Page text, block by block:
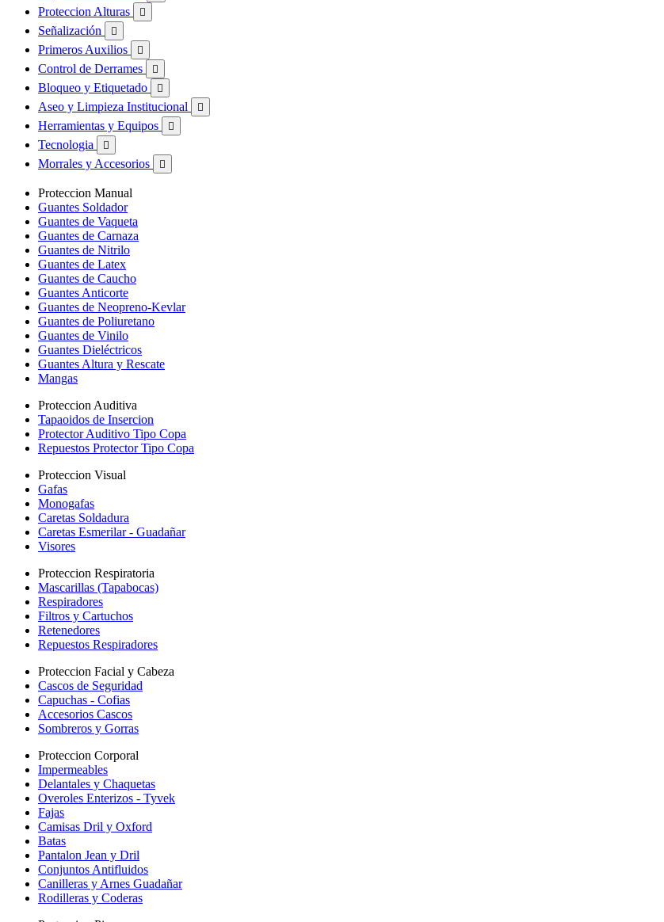
Proteccion Alturas 
Señalización 
Primeros Auxilios 
Control de Derrames 
Bloqueo y Etiquetado 
Aseo y Limpieza Institucional 
Herramientas y Equipos 
Tecnologia 
Morrales y Accesorios 
Proteccion Manual
Guantes Soldador
Guantes de Vaqueta
Guantes de Carnaza
Guantes de Nitrilo
Guantes de Latex
Guantes de Caucho
Guantes Anticorte
Guantes de Neopreno-Kevlar
Guantes de Poliuretano
Guantes de Vinilo
Guantes Dieléctricos
Guantes Altura y Rescate
Mangas
Proteccion Auditiva
Tapaoidos de Insercion
Protector Auditivo Tipo Copa
Repuestos Protector Tipo Copa
Proteccion Visual
Gafas
Monogafas
Caretas Soldadura
Caretas Esmerilar - Guadañar
Visores
Proteccion Respiratoria
Mascarillas (Tapabocas)
Respiradores
Filtros y Cartuchos
Retenedores
Repuestos Respiradores
Proteccion Facial y Cabeza
Cascos de Seguridad
Capuchas - Cofias
Accesorios Cascos
Sombreros y Gorras
Proteccion Corporal
Impermeables
Delantales y Chaquetas
Overoles Enterizos - Tyvek
Fajas
Camisas Dril y Oxford
Batas
Pantalon Jean y Dril
Conjuntos Antifluidos
Canilleras y Arnes Guadañar
Rodilleras y Coderas